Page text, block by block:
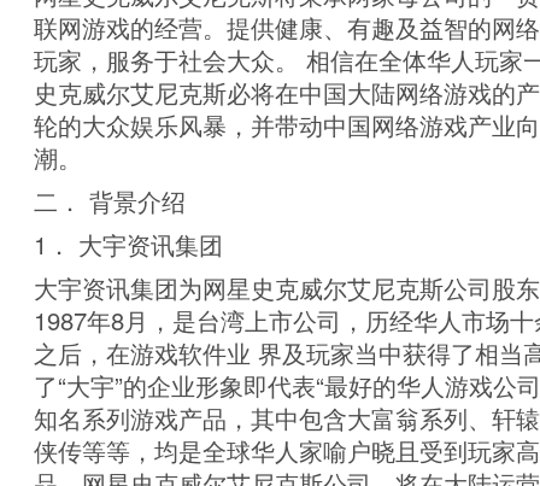
联网游戏的经营。提供健康、有趣及益智的网
玩家，服务于社会大众。 相信在全体华人玩家
史克威尔艾尼克斯必将在中国大陆网络游戏的
轮的大众娱乐风暴，并带动中国网络游戏产业
潮。
二． 背景介绍
1． 大宇资讯集团
大宇资讯集团为网星史克威尔艾尼克斯公司股
1987年8月，是台湾上市公司，历经华人市场
之后，在游戏软件业 界及玩家当中获得了相当
了“大宇”的企业形象即代表“最好的华人游戏公
知名系列游戏产品，其中包含大富翁系列、轩
侠传等等，均是全球华人家喻户晓且受到玩家